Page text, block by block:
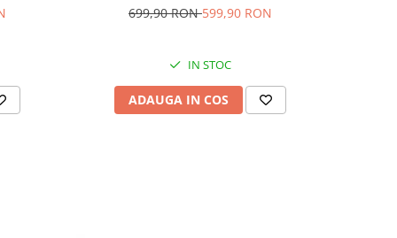
699,90 RON599,90 RON
IN STOC
ADAUGA IN COS